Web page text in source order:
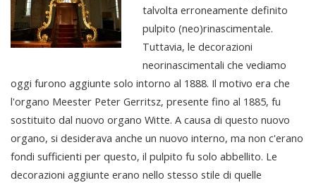
talvolta erroneamente definito
pulpito (neo)rinascimentale.
Tuttavia, le decorazioni
neorinascimentali che vediamo
oggi furono aggiunte solo intorno al 1888. Il motivo era che
l'organo Meester Peter Gerritsz, presente fino al 1885, fu
sostituito dal nuovo organo Witte. A causa di questo nuovo
organo, si desiderava anche un nuovo interno, ma non c'erano
fondi sufficienti per questo, il pulpito fu solo abbellito. Le
decorazioni aggiunte erano nello stesso stile di quelle